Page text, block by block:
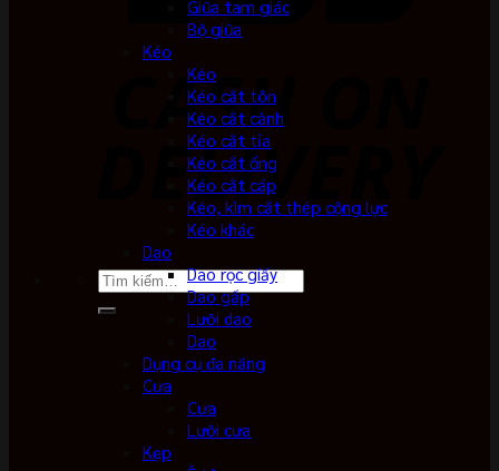
Tìm
Giũa tam giác
Bộ giũa
Kéo
Kéo
Kéo cắt tôn
Kéo cắt cành
Kéo cắt tỉa
Kéo cắt ống
Kéo cắt cáp
Kéo, kìm cắt thép cộng lực
Kéo khác
Dao
Dao rọc giấy
Dao gấp
Lưỡi dao
Dao
Dụng cụ đa năng
Cưa
Cưa
Lưỡi cưa
Kẹp